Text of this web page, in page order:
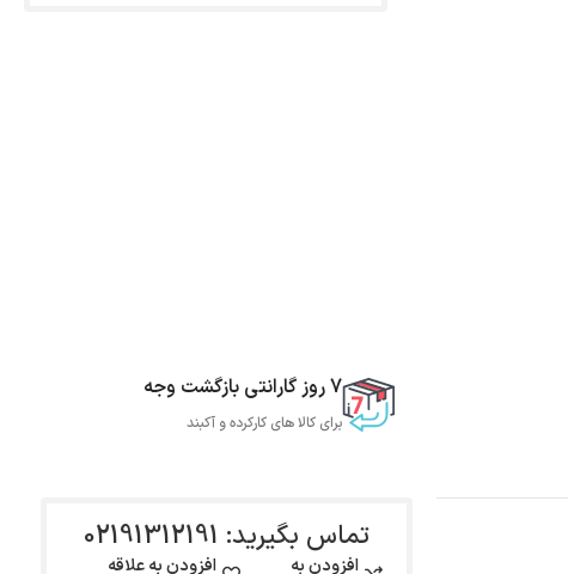
7 روز گارانتی بازگشت وجه
برای کالا های کارکرده و آکبند
تماس بگیرید: 02191312191
افزودن به افزودن به علاقه